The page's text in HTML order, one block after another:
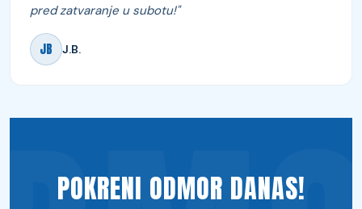
pred zatvaranje u subotu!"
JB J.B.
POKRENI ODMOR DANAS!